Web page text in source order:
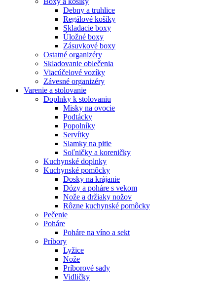
Debny a truhlice
Regálové košíky
Skladacie boxy
Úložné boxy
Zásuvkové boxy
Ostatné organizéry
Skladovanie oblečenia
Viacúčelové vozíky
Závesné organizéry
Varenie a stolovanie
Doplnky k stolovaniu
Misky na ovocie
Podtácky
Popolníky
Servítky
Slamky na pitie
Soľničky a koreničky
Kuchynské doplnky
Kuchynské pomôcky
Dosky na krájanie
Dózy a poháre s vekom
Nože a držiaky nožov
Rôzne kuchynské pomôcky
Pečenie
Poháre
Poháre na víno a sekt
Príbory
Lyžice
Nože
Príborové sady
Vidličky